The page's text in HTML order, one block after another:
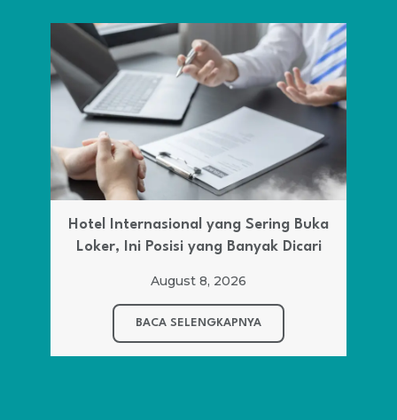
Hotel Internasional yang Sering Buka
Loker, Ini Posisi yang Banyak Dicari
August 8, 2026
BACA SELENGKAPNYA